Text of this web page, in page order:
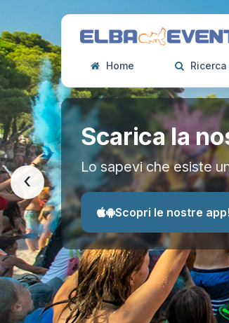
Home
Scarica la
Lo sapevi che esiste
Scopri le nostre app!
‹